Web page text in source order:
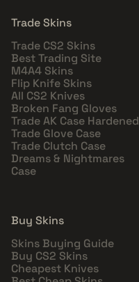
Trade Skins
Trade CS2 Skins
Best Trading Site
M4A4 Skins
Flip Knife Skins
All CS2 Knives
Broken Fang Gloves
Trade AK Case Hardened
Trade Glove Case
Trade Clutch Case
Dreams & Nightmares
Case
Buy Skins
Skins Buying Guide
Buy CS2 Skins
Cheapest Knives